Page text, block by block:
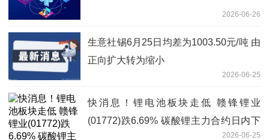
2026-06-26
生意社锡6月25日均差为1003.50元/吨 由
正向扩大转为缩小
2026-06-25
快消息！锂电池板块走低 赣锋锂业
(01772)跌6.69% 碳酸锂主力合约日内下
2026-06-25